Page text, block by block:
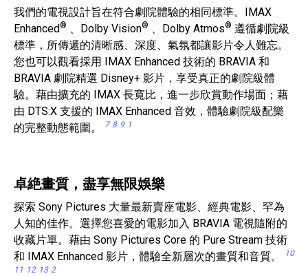
我們的電視設計旨在符合劇院體驗的相同標準。IMAX
Enhanced® 、Dolby Vision® 、Dolby Atmos® 遵循劇院級
標準，所傳遞的清晰感、深度、氣氛都讓影片令人難忘。
您也可以觀看採用 IMAX Enhanced 技術的 BRAVIA 和
BRAVIA 劇院精選 Disney+ 影片，享受真正的劇院級體
驗。藉由擴充的 IMAX 長寬比，進一步欣賞動作場面；藉
由 DTS:X 支援的 IMAX Enhanced 音效，體驗劇院級配樂
的完整動態範圍。
7 8 9 1
卓絶畫質，盡享無限娛樂
探索 Sony Pictures 大量最新賣座電影、經典電影、罕為
人知的佳作。選擇您喜愛的電影加入 BRAVIA 電視隨附的
收藏片單。藉由 Sony Pictures Core 的 Pure Stream 技術
和 IMAX Enhanced 影片，體驗全新層次的畫質和音質。
10
11 12 13 2